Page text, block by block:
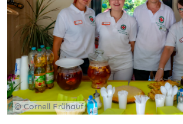
© Cornell Frühauf